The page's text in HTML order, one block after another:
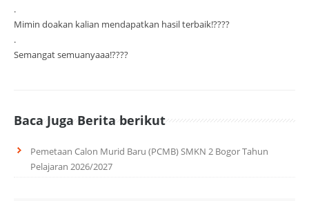
.
Mimin doakan kalian mendapatkan hasil terbaik!????
.
Semangat semuanyaaa!????
Baca Juga Berita berikut
Pemetaan Calon Murid Baru (PCMB) SMKN 2 Bogor Tahun
Pelajaran 2026/2027